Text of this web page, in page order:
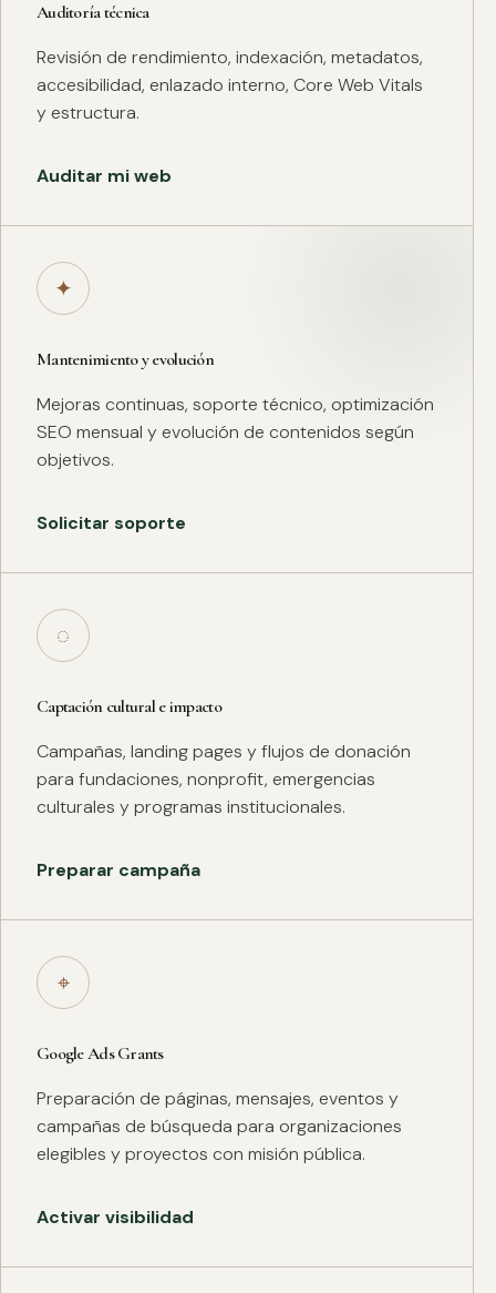
Auditoría técnica
Revisión de rendimiento, indexación, metadatos,
accesibilidad, enlazado interno, Core Web Vitals
y estructura.
Auditar mi web
✦
Mantenimiento y evolución
Mejoras continuas, soporte técnico, optimización
SEO mensual y evolución de contenidos según
objetivos.
Solicitar soporte
◌
Captación cultural e impacto
Campañas, landing pages y flujos de donación
para fundaciones, nonprofit, emergencias
culturales y programas institucionales.
Preparar campaña
⌖
Google Ads Grants
Preparación de páginas, mensajes, eventos y
campañas de búsqueda para organizaciones
elegibles y proyectos con misión pública.
Activar visibilidad